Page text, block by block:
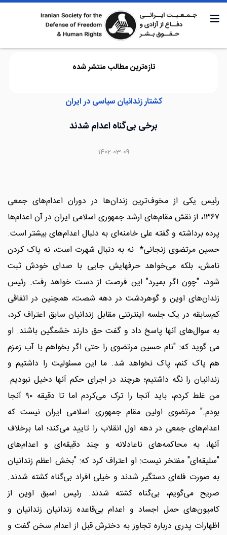
تازه‌ترین مطالب منتشر شده
کشتار زندانیان سیاسی در ایران
برخی بی‌گناه اعدام شدند
1402-03-09
رئیس یکی از مخوف‌ترین زندان‌ها در دوران اعدام‌های جمعی
۱۳۶۷، از نقش مقام‌های ارشد جمهوری اسلامی ایران در آن اعدام‌ها
پرده برداشته و گفته علی‌ خامنه‌ای به دنبال اعدام‌های بیشتر است.
حسین مرتضوی زنجانی* نه به دنبال شهرت است، نه پاک کردن
نامش، بلکه می‌خواهد حرفهایش جایی با صدای خودش ثبت
شود، "چون اگر بمیرد" این فرصت از دست خواهد رفت. رئیس
زندان‌های اوین و گوهردشت در دهه شصت، همچنین در اتفاقی
کم‌سابقه در یک جلسه اینترنتی مقابل زندانیان سابق اعتراف کرد،
به سوال‌های آنها پاسخ داد و گفت حق دارند خشمگین باشند. او
می گوید که: "نام حسین مرتضوی را حتی اگر بخواهم با آب زمزم
هم پاک کنم، پاک نخواهد شد. ما این مسئولیت را داشتیم و
زندانیان را نگه داشتیم؛ هرچند در اجرای حکم آنها دخیل نبودیم.
من غلط کردم، باید آنجا را ترک می‌کردم اما تا دقیقه ۹۰ آنجا
بودم." مرتضوی اولین مقام جمهوری اسلامی ایران نیست که
اعدام‌های جمعی در دهه اول انقلاب را تایید می‌کند؛ اما برخلاف
آنها، به محاکمه‌های ناعادلانه و چند دقیقه‌ای و اعدام‌های
"سلیقه‌ای" مفتخر نیست: او اعتراف کرد که: "بخش اعظم زندانیان
به صورت فله‌ای دستگیر شدند و خیلی افراد بی‌گناه کشته‌ شدند.
صریح می‌گویم، بی‌گناه کشته شدند. رئیس اسبق اوین از
کامیون‌های حمل اجساد و اعدام بی‌قاعده زندانیان زندانیان و
اظهارات پدری درباره تجاوز به دخترش قبل از اعدام سخن گفت و